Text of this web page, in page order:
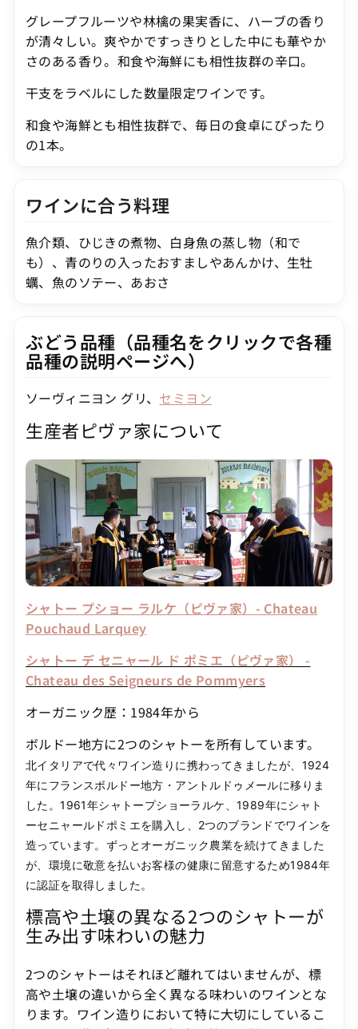
グレープフルーツや林檎の果実香に、ハーブの香り
が清々しい。爽やかですっきりとした中にも華やか
さのある香り。和食や海鮮にも相性抜群の辛口。
干支をラベルにした数量限定ワインです。
和食や海鮮とも相性抜群で、毎日の食卓にぴったり
の1本。
ワインに合う料理
魚介類、ひじきの煮物、白身魚の蒸し物（和で
も）、青のりの入ったおすましやあんかけ、生牡
蠣、魚のソテー、あおさ
ぶどう品種（品種名をクリックで各種
品種の説明ページへ）
ソーヴィニヨン グリ、 セミヨン
生産者ピヴァ家について
シャトー プショー ラルケ（ピヴァ家）- Chateau
Pouchaud Larquey
シャトー デ セニャール ド ポミエ（ピヴァ家） -
Chateau des Seigneurs de Pommyers
オーガニック歴：1984年から
ボルドー地方に2つのシャトーを所有しています。
北イタリアで代々ワイン造りに携わってきましたが、1924
年にフランスボルドー地方・アントルドゥメールに移りま
した。1961年シャトープショーラルケ、1989年にシャト
ーセニャールドポミエを購入し、2つのブランドでワインを
造っています。ずっとオーガニック農業を続けてきました
が、環境に敬意を払いお客様の健康に留意するため1984年
に認証を取得しました。
標高や土壌の異なる2つのシャトーが
生み出す味わいの魅力
2つのシャトーはそれほど離れてはいませんが、標
高や土壌の違いから全く異なる味わいのワインとな
ります。ワイン造りにおいて特に大切にしているこ